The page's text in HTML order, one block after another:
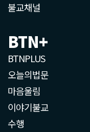
불교채널
BTN+
BTNPLUS
오늘의법문
마음울림
이야기불교
수행